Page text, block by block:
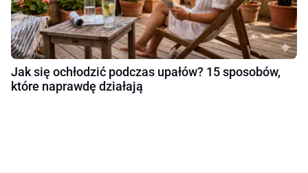
Jak się ochłodzić podczas upałów? 15 sposobów,
które naprawdę działają